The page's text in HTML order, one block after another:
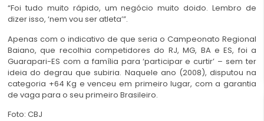
“Foi tudo muito rápido, um negócio muito doido. Lembro de
dizer isso, ‘nem vou ser atleta’”.
Apenas com o indicativo de que seria o Campeonato Regional
Baiano, que recolhia competidores do RJ, MG, BA e ES, foi a
Guarapari-ES com a família para ‘participar e curtir’ – sem ter
ideia do degrau que subiria. Naquele ano (2008), disputou na
categoria +64 Kg e venceu em primeiro lugar, com a garantia
de vaga para o seu primeiro Brasileiro.
Foto: CBJ